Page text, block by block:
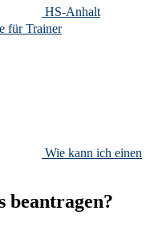
HS-Anhalt
für Trainer
Wie kann ich einen
beantragen?